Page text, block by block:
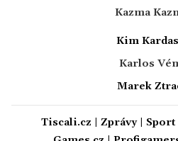
Kazma
Kim
Karlos
Marek
Tiscali.cz Zprávy| Sport|